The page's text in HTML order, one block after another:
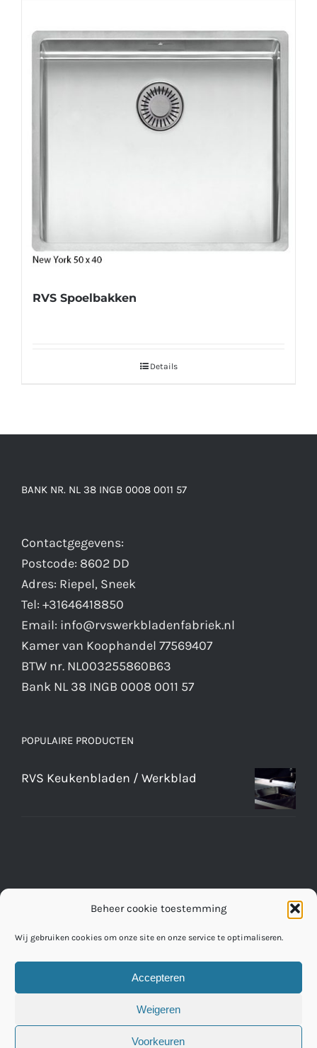
Beheer cookie toestemming
Wij gebruiken cookies om onze site en onze service te optimaliseren.
Accepteren
Weigeren
Voorkeuren
RVS Spoelbakken
Details
BANK NR. NL 38 INGB 0008 0011 57
Contactgegevens:
Postcode: 8602 DD
Adres: Riepel, Sneek
Tel: +31646418850
Email: info@rvswerkbladenfabriek.nl
Kamer van Koophandel 77569407
BTW nr. NL003255860B63
Bank NL 38 INGB 0008 0011 57
POPULAIRE PRODUCTEN
RVS Keukenbladen / Werkblad